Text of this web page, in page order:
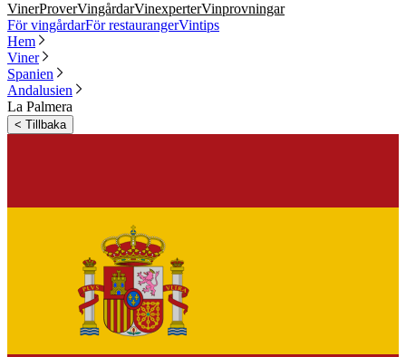
VinerProverVingårdarVinexperterVinprovningar
För vingårdarFör restaurangerVintips
Hem
Viner
Spanien
Andalusien
La Palmera
< Tillbaka